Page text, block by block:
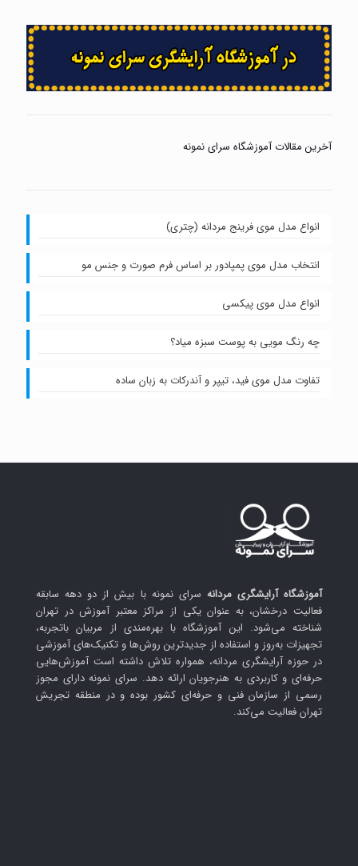
آخرین مقالات آموزشگاه سرای نمونه
انواع مدل موی فرینج مردانه (چتری)
انتخاب مدل موی پمپادور بر اساس فرم صورت و جنس مو
انواع مدل موی پیکسی
چه رنگ مویی به پوست سبزه میاد؟
تفاوت مدل موی فید، تیپر و آندرکات به زبان ساده
آموزشگاه آرایشگری مردانه سرای نمونه با بیش از دو دهه سابقه
فعالیت درخشان، به عنوان یکی از مراکز معتبر آموزش در تهران
شناخته می‌شود. این آموزشگاه با بهره‌مندی از مربیان باتجربه،
تجهیزات به‌روز و استفاده از جدیدترین روش‌ها و تکنیک‌های آموزشی
در حوزه آرایشگری مردانه، همواره تلاش داشته است آموزش‌هایی
حرفه‌ای و کاربردی به هنرجویان ارائه دهد. سرای نمونه دارای مجوز
رسمی از سازمان فنی و حرفه‌ای کشور بوده و در منطقه تجریش
تهران فعالیت می‌کند.